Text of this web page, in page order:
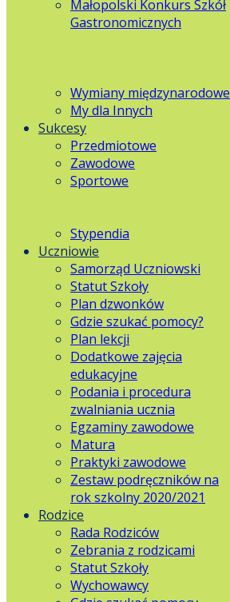
Małopolski Konkurs Szkół
Gastronomicznych
Wymiany międzynarodowe
My dla Innych
Sukcesy
Przedmiotowe
Zawodowe
Sportowe
Stypendia
Uczniowie
Samorząd Uczniowski
Statut Szkoły
Plan dzwonków
Gdzie szukać pomocy?
Plan lekcji
Dodatkowe zajęcia
edukacyjne
Podania i procedura
zwalniania ucznia
Egzaminy zawodowe
Matura
Praktyki zawodowe
Zestaw podręczników na
rok szkolny 2020/2021
Rodzice
Rada Rodziców
Zebrania z rodzicami
Statut Szkoły
Wychowawcy